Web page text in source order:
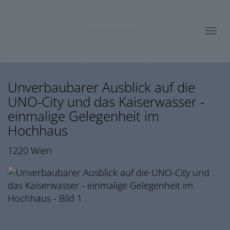
Unverbaubarer Ausblick auf die
UNO-City und das Kaiserwasser -
einmalige Gelegenheit im
Hochhaus
1220 Wien